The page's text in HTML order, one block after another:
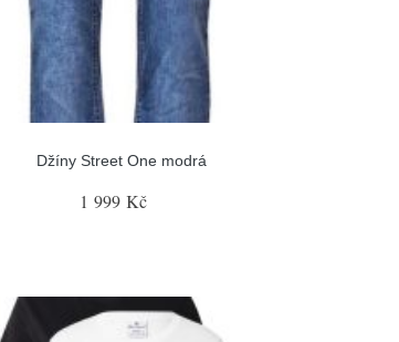
Džíny Street One modrá
1 999 Kč